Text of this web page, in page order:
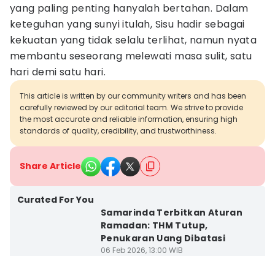
yang paling penting hanyalah bertahan. Dalam
keteguhan yang sunyi itulah, Sisu hadir sebagai
kekuatan yang tidak selalu terlihat, namun nyata
membantu seseorang melewati masa sulit, satu
hari demi satu hari.
This article is written by our community writers and has been
carefully reviewed by our editorial team. We strive to provide
the most accurate and reliable information, ensuring high
standards of quality, credibility, and trustworthiness.
Share Article
Curated For You
Samarinda Terbitkan Aturan
Ramadan: THM Tutup,
Penukaran Uang Dibatasi
06 Feb 2026, 13:00 WIB